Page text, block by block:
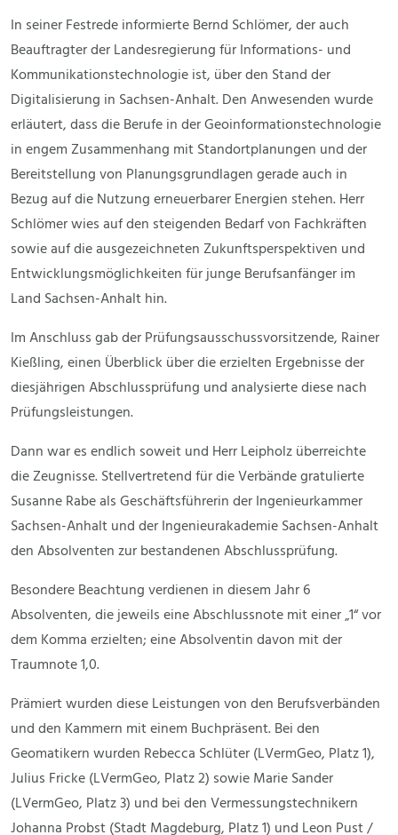
In seiner Festrede informierte Bernd Schlömer, der auch
Beauftragter der Landesregierung für Informations- und
Kommunikationstechnologie ist, über den Stand der
Digitalisierung in Sachsen-Anhalt. Den Anwesenden wurde
erläutert, dass die Berufe in der Geoinformationstechnologie
in engem Zusammenhang mit Standortplanungen und der
Bereitstellung von Planungsgrundlagen gerade auch in
Bezug auf die Nutzung erneuerbarer Energien stehen. Herr
Schlömer wies auf den steigenden Bedarf von Fachkräften
sowie auf die ausgezeichneten Zukunftsperspektiven und
Entwicklungsmöglichkeiten für junge Berufsanfänger im
Land Sachsen-Anhalt hin.
Im Anschluss gab der Prüfungsausschussvorsitzende, Rainer
Kießling, einen Überblick über die erzielten Ergebnisse der
diesjährigen Abschlussprüfung und analysierte diese nach
Prüfungsleistungen.
Dann war es endlich soweit und Herr Leipholz überreichte
die Zeugnisse. Stellvertretend für die Verbände gratulierte
Susanne Rabe als Geschäftsführerin der Ingenieurkammer
Sachsen-Anhalt und der Ingenieurakademie Sachsen-Anhalt
den Absolventen zur bestandenen Abschlussprüfung.
Besondere Beachtung verdienen in diesem Jahr 6
Absolventen, die jeweils eine Abschlussnote mit einer „1“ vor
dem Komma erzielten; eine Absolventin davon mit der
Traumnote 1,0.
Prämiert wurden diese Leistungen von den Berufsverbänden
und den Kammern mit einem Buchpräsent. Bei den
Geomatikern wurden Rebecca Schlüter (LVermGeo, Platz 1),
Julius Fricke (LVermGeo, Platz 2) sowie Marie Sander
(LVermGeo, Platz 3) und bei den Vermessungstechnikern
Johanna Probst (Stadt Magdeburg, Platz 1) und Leon Pust /